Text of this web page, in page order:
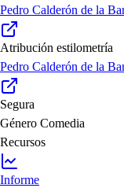
Pedro Calderón de la
Atribución estilometría
Pedro Calderón de la
Segura
Género Comedia
Recursos
Informe